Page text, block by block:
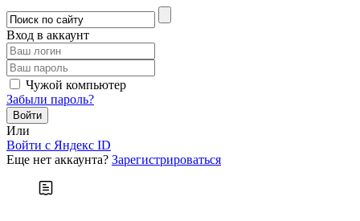
Вход в аккаунт
Чужой компьютер
Забыли пароль?
Или
Войти c Яндекс ID
Еще нет аккаунта? Зарегистрироваться